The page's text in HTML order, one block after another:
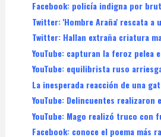
Facebook: policía indigna por
Twitter: 'Hombre Araña' rescata a
Twitter: Hallan extraña criatura
YouTube: capturan la feroz pelea
YouTube: equilibrista ruso
La inesperada reacción de una
YouTube: Delincuentes realizaron
YouTube: Mago realizó truco con
Facebook: conoce el poema más